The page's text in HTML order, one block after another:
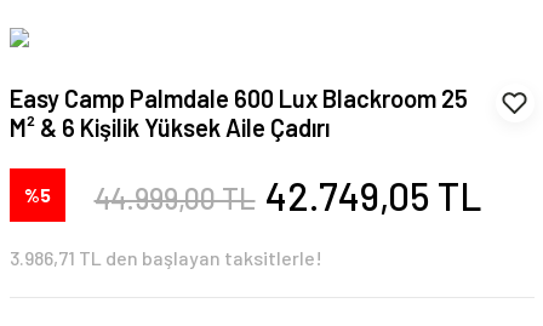
Easy Camp Palmdale 600 Lux Blackroom 25
M² & 6 Kişilik Yüksek Aile Çadırı
%5 44.999,00 TL 42.749,05 TL
3.986,71 TL den başlayan taksitlerle!